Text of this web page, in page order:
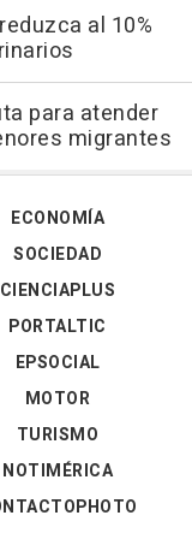
al 10%
para atender
migrantes
ECONOMÍA
SOCIEDAD
CIENCIAPLUS
PORTALTIC
EPSOCIAL
MOTOR
TURISMO
NOTIMÉRICA